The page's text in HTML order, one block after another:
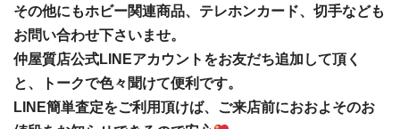
その他にもホビー関連商品、テレホンカード、切手なども
お問い合わせ下さいませ。
仲屋質店公式LINEアカウントをお友だち追加して頂く
と、トークで色々聞けて便利です。
LINE簡単査定をご利用頂けば、ご来店前におおよそのお